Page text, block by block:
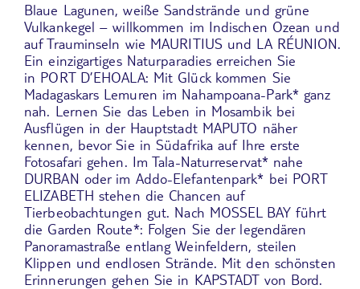
Blaue Lagunen, weiße Sandstrände und grüne
Vulkankegel – willkommen im Indischen Ozean und
auf Trauminseln wie MAURITIUS und LA RÉUNION.
Ein einzigartiges Naturparadies erreichen Sie
in PORT D’EHOALA: Mit Glück kommen Sie
Madagaskars Lemuren im Nahampoana-Park* ganz
nah. Lernen Sie das Leben in Mosambik bei
Ausflügen in der Hauptstadt MAPUTO näher
kennen, bevor Sie in Südafrika auf Ihre erste
Fotosafari gehen. Im Tala-Naturreservat* nahe
DURBAN oder im Addo-Elefantenpark* bei PORT
ELIZABETH stehen die Chancen auf
Tierbeobachtungen gut. Nach MOSSEL BAY führt
die Garden Route*: Folgen Sie der legendären
Panoramastraße entlang Weinfeldern, steilen
Klippen und endlosen Strände. Mit den schönsten
Erinnerungen gehen Sie in KAPSTADT von Bord.